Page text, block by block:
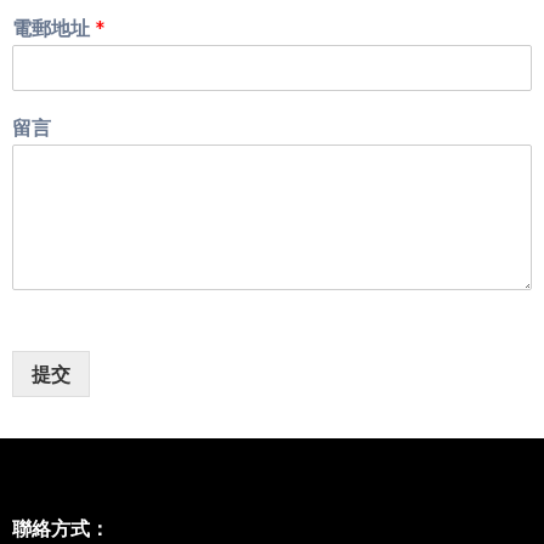
電郵地址 *
留言
提交
聯絡方式：